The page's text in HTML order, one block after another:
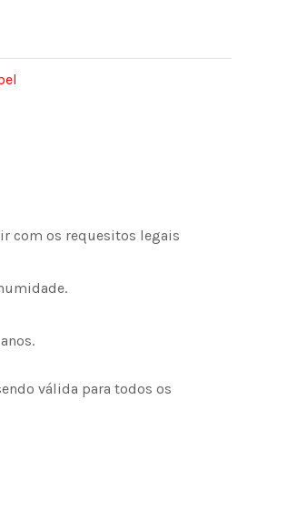
com os requesitos legais
válida para todos os